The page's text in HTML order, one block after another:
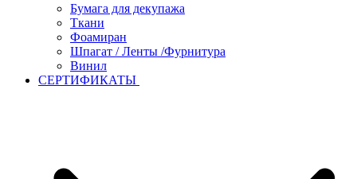
Бумага для декупажа
Ткани
Фоамиран
Шпагат / Ленты /Фурнитура
Винил
СЕРТИФИКАТЫ